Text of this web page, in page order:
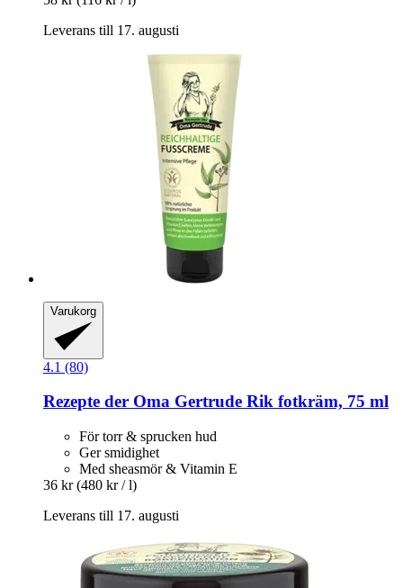
Leverans till 17. augusti
Varukorg
4.1 (80)
Rezepte der Oma Gertrude Rik fotkräm, 75 ml
För torr & sprucken hud
Ger smidighet
Med sheasmör & Vitamin E
36 kr (480 kr / l)
Leverans till 17. augusti